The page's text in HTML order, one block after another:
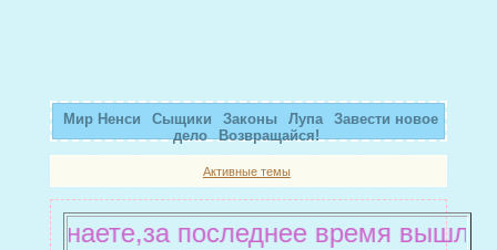
Мир Ненси Сыщики Законы Лупа
Завести новое
дело
Возвращайся!
Активные темы
знаете,за последнее время вышло